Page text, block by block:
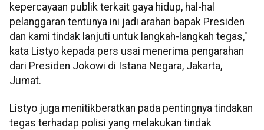
kepercayaan publik terkait gaya hidup, hal-hal
pelanggaran tentunya ini jadi arahan bapak Presiden
dan kami tindak lanjuti untuk langkah-langkah tegas,"
kata Listyo kepada pers usai menerima pengarahan
dari Presiden Jokowi di Istana Negara, Jakarta,
Jumat.
Listyo juga menitikberatkan pada pentingnya tindakan
tegas terhadap polisi yang melakukan tindak